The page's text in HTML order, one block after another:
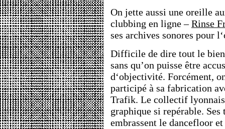
On jette aussi une oreille
clubbing en ligne –Rinse
ses archives sonores pour
Difficile de dire tout le bien
sans qu’on puisse être
d‘objectivité. Forcément,
participé à sa fabrication
Trafik. Le collectif lyonnais
graphique si repérable.
embrassent le dancefloor